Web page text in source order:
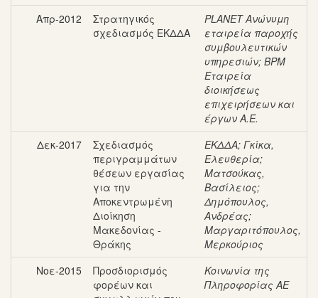
Απρ-2012
Στρατηγικός
σχεδιασμός ΕΚΔΔΑ
PLANET Ανώνυμη
εταιρεία παροχής
συμβουλευτικών
υπηρεσιών; BPM
Εταιρεία
διοικήσεως
επιχειρήσεων και
έργων Α.Ε.
Δεκ-2017
Σχεδιασμός
περιγραμμάτων
θέσεων εργασίας
για την
Αποκεντρωμένη
Διοίκηση
Μακεδονίας -
Θράκης
ΕΚΔΔΑ; Γκίκα,
Ελευθερία;
Ματσούκας,
Βασίλειος;
Δημόπουλος,
Ανδρέας;
Μαργαριτόπουλος,
Μερκούριος
Νοε-2015
Προσδιορισμός
φορέων και
Κοινωνία της
Πληροφορίας ΑΕ